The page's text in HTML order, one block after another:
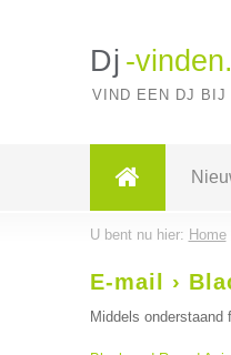
Dj -
VIND EEN DJ BIJ
U bent nu hier: Home
E-mail ›
Middels onderstaand